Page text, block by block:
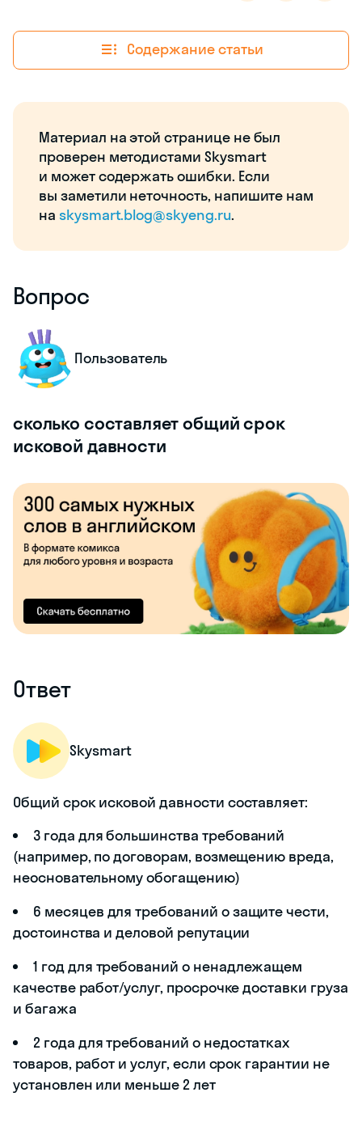
Содержание статьи
Материал на этой странице не был
проверен методистами Skysmart
и может содержать ошибки. Если
вы заметили неточность, напишите нам
на skysmart.blog@skyeng.ru.
Вопрос
Пользователь
сколько составляет общий срок
исковой давности
Ответ
Skysmart
Общий срок исковой давности составляет:
3 года для большинства требований
(например, по договорам, возмещению вреда,
неосновательному обогащению)
6 месяцев для требований о защите чести,
достоинства и деловой репутации
1 год для требований о ненадлежащем
качестве работ/услуг, просрочке доставки груза
и багажа
2 года для требований о недостатках
товаров, работ и услуг, если срок гарантии не
установлен или меньше 2 лет